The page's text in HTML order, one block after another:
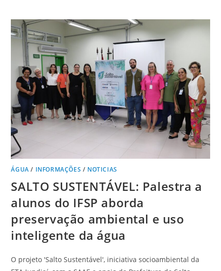
ÁGUA / INFORMAÇÕES / NOTICIAS
SALTO SUSTENTÁVEL: Palestra a
alunos do IFSP aborda
preservação ambiental e uso
inteligente da água
O projeto 'Salto Sustentável', iniciativa socioambiental da